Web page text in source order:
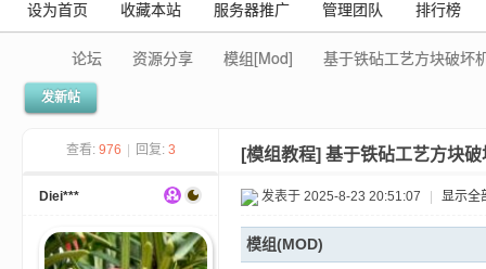
设为首页 收藏本站 服务器推广 管理团队 排行榜
论坛 资源分享 模组[Mod] 基于铁砧工艺方块破坏
发新帖
查看: 976 回复: 3 [模组教程] 基于铁砧工艺方块
Diei*** 发表于 2025-8-23 20:51:07 显示全
模组(MOD)